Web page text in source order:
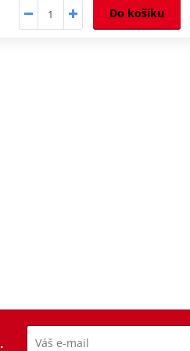
Do košíku